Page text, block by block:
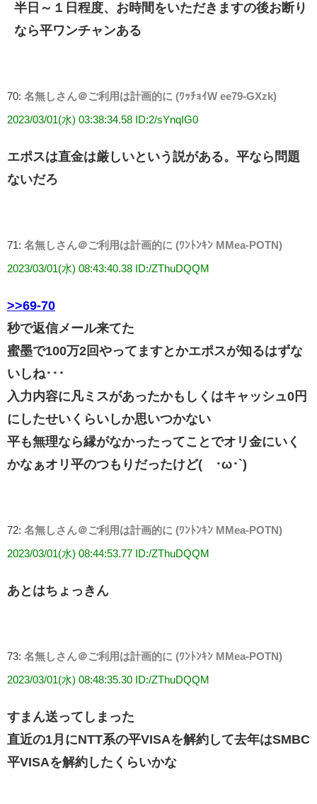
半日～１日程度、お時間をいただきますの後お断り
なら平ワンチャンある
70: 名無しさん＠ご利用は計画的に (ﾜｯﾁｮｲW ee79-GXzk)
2023/03/01(水) 03:38:34.58 ID:2/sYnqIG0
エポスは直金は厳しいという説がある。平なら問題
ないだろ
71: 名無しさん＠ご利用は計画的に (ﾜﾝﾄﾝｷﾝ MMea-POTN)
2023/03/01(水) 08:43:40.38 ID:/ZThuDQQM
>>69-70
秒で返信メール来てた
蜜墨で100万2回やってますとかエポスが知るはずな
いしね･･･
入力内容に凡ミスがあったかもしくはキャッシュ0円
にしたせいくらいしか思いつかない
平も無理なら縁がなかったってことでオリ金にいく
かなぁオリ平のつもりだったけど(´･ω･`)
72: 名無しさん＠ご利用は計画的に (ﾜﾝﾄﾝｷﾝ MMea-POTN)
2023/03/01(水) 08:44:53.77 ID:/ZThuDQQM
あとはちょっきん
73: 名無しさん＠ご利用は計画的に (ﾜﾝﾄﾝｷﾝ MMea-POTN)
2023/03/01(水) 08:48:35.30 ID:/ZThuDQQM
すまん送ってしまった
直近の1月にNTT系の平VISAを解約して去年はSMBC
平VISAを解約したくらいかな